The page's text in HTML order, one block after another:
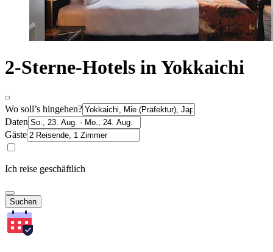
2-Sterne-Hotels in Yokkaichi
Wo soll’s hingehen?
Daten
Gäste
Ich reise geschäftlich
Suchen